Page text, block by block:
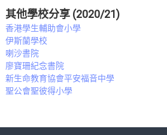
其他學校分享 (2020/21)
香港學生輔助會小學
伊斯蘭學校
喇沙書院
廖寶珊紀念書院
新生命教育協會平安福音中學
聖公會聖彼得小學